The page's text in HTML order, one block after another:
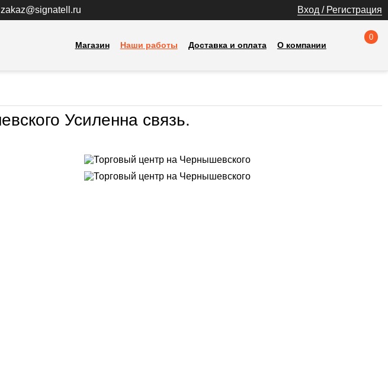
zakaz@signatell.ru Вход / Регистрация
Магазин Наши работы Доставка и оплата О компании
0
Усиленна связь.